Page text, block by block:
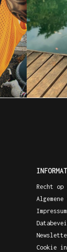
Recht op
Algemene
Impressum
Cookie